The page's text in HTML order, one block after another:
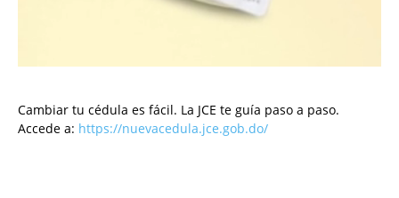
Cambiar tu cédula es fácil. La JCE te guía paso a paso.
Accede a: https://nuevacedula.jce.gob.do/